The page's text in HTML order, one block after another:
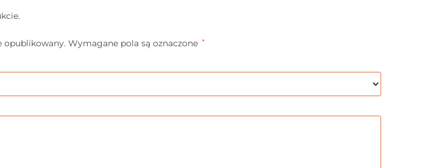
opublikowany. Wymagane pola są oznaczone *